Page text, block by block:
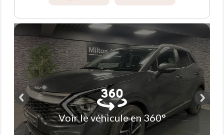
Voir le véhicule en 360°